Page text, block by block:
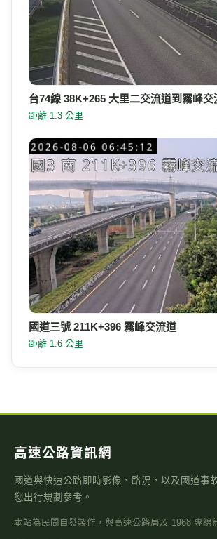
台74線 38K+265 大里二交流道到霧峰交
距離 1.3 公里
國道三號 211K+396 霧峰交流道
距離 1.6 公里
高速公路資訊網
國道與快速公路即時影像、路況，以及國道事
您出行規劃參考。
本站為民間自發製作，與高速公路局及 1968 專線